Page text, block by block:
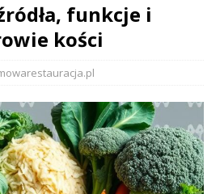
funkcje i
kości